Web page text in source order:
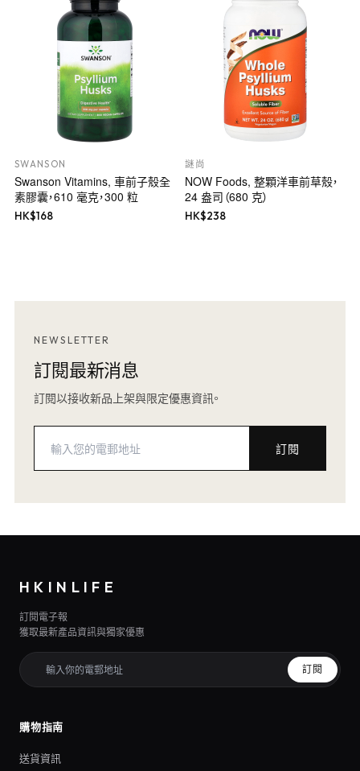
SWANSON
Swanson Vitamins, 車前子殼全
素膠囊，610 毫克，300 粒
HK$168
謎尚
NOW Foods, 整顆洋車前草殼，
24 盎司（680 克）
HK$238
NEWSLETTER
訂閱最新消息
訂閱以接收新品上架與限定優惠資訊。
訂閱
HKINLIFE
訂閱電子報
獲取最新產品資訊與獨家優惠
訂閱
購物指南
送貨資訊